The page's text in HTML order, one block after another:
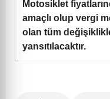
Motosiklet
amaçlı olup vergi
olan tüm
yansıtılacaktır.